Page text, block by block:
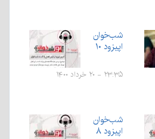
شب‌خوان
اپیزود ۱۰
۲۳:۳۵ - ۲۰ خرداد ۱۴۰۰
شب‌خوان
اپیزود ۸